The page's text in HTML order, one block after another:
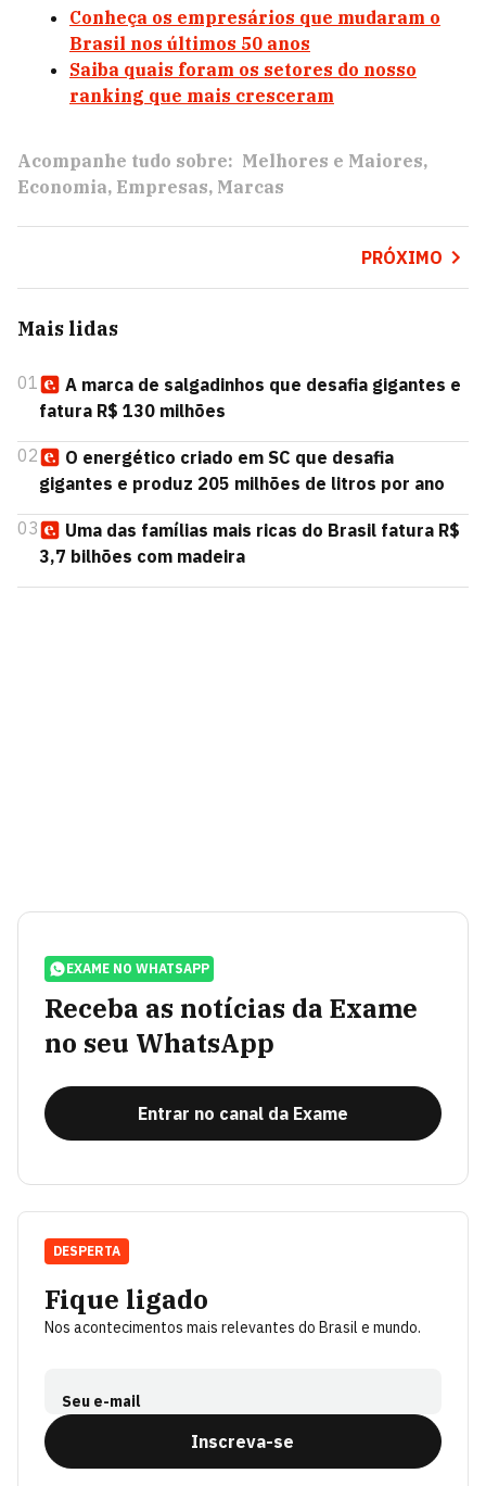
Conheça os empresários que mudaram o
Brasil nos últimos 50 anos
Saiba quais foram os setores do nosso
ranking que mais cresceram
Acompanhe tudo sobre: Melhores e Maiores
Economia Empresas Marcas
PRÓXIMO
Mais lidas
01
A marca de salgadinhos que desafia gigantes e
fatura R$ 130 milhões
02
O energético criado em SC que desafia
gigantes e produz 205 milhões de litros por ano
03
Uma das famílias mais ricas do Brasil fatura R$
3,7 bilhões com madeira
EXAME NO WHATSAPP
Receba as notícias da Exame
no seu WhatsApp
Entrar no canal da Exame
Fique ligado
Nos acontecimentos mais relevantes do Brasil e mundo.
Seu e-mail
Inscreva-se
DESPERTA